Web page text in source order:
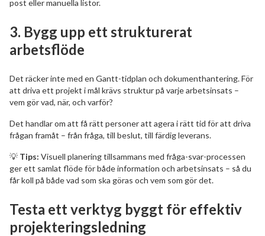
post eller manuella listor.
3. Bygg upp ett strukturerat
arbetsflöde
Det räcker inte med en Gantt-tidplan och dokumenthantering. För
att driva ett projekt i mål krävs struktur på varje arbetsinsats –
vem gör vad, när, och varför?
Det handlar om att få rätt personer att agera i rätt tid för att driva
frågan framåt – från fråga, till beslut, till färdig leverans.
💡 Tips: Visuell planering tillsammans med fråga-svar-processen
ger ett samlat flöde för både information och arbetsinsats – så du
får koll på både vad som ska göras och vem som gör det.
Testa ett verktyg byggt för effektiv
projekteringsledning